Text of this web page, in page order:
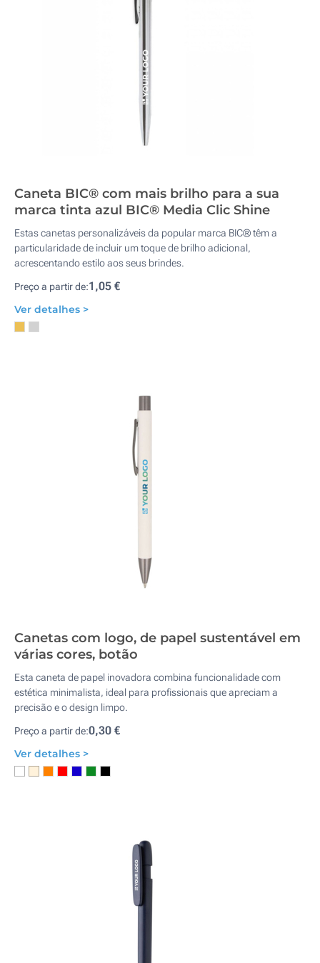
Caneta BIC® com mais brilho para a sua
marca tinta azul BIC® Media Clic Shine
Estas canetas personalizáveis da popular marca BIC® têm a
particularidade de incluir um toque de brilho adicional,
acrescentando estilo aos seus brindes.
Preço a partir de:1,05 €
Ver detalhes >
Canetas com logo, de papel sustentável em
várias cores, botão
Esta caneta de papel inovadora combina funcionalidade com
estética minimalista, ideal para profissionais que apreciam a
precisão e o design limpo.
Preço a partir de:0,30 €
Ver detalhes >